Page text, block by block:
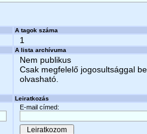
A tagok száma
1
A lista archívuma
Nem publikus
Csak megfelelő jogosultsággal
olvasható.
Leiratkozás
E-mail címed: